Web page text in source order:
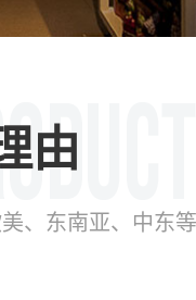
由
、东南亚、中东